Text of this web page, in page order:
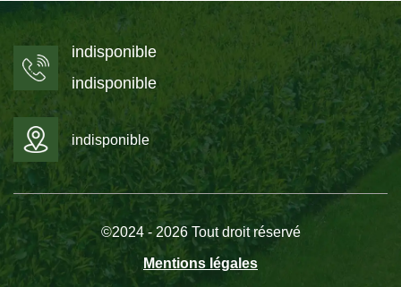
indisponible
indisponible
indisponible
©2024 - 2026 Tout droit réservé
Mentions légales